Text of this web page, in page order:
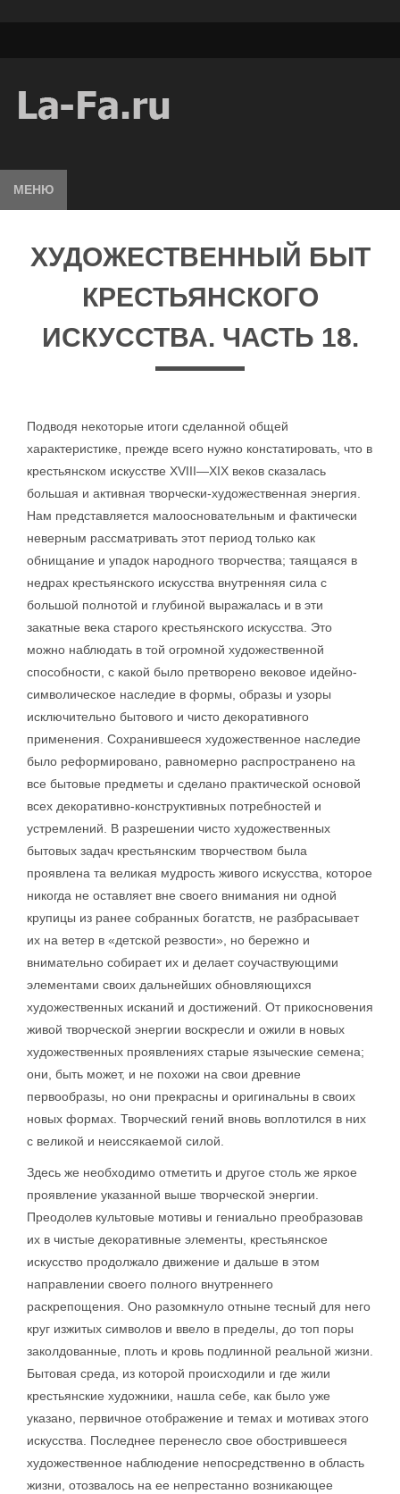
МЕНЮ
ХУДОЖЕСТВЕННЫЙ БЫТ
КРЕСТЬЯНСКОГО
ИСКУССТВА. ЧАСТЬ 18.
Подводя некоторые итоги сделанной общей
характеристике, прежде всего нужно констатировать, что в
крестьянском искусстве XVIII—XIX веков сказалась
большая и активная творчески-художественная энергия.
Нам представляется малоосновательным и фактически
неверным рассматривать этот период только как
обнищание и упадок народного творчества; таящаяся в
недрах крестьянского искусства внутренняя сила с
большой полнотой и глубиной выражалась и в эти
закатные века старого крестьянского искусства. Это
можно наблюдать в той огромной художественной
способности, с какой было претворено вековое идейно-
символическое наследие в формы, образы и узоры
исключительно бытового и чисто декоративного
применения. Сохранившееся художественное наследие
было реформировано, равномерно распространено на
все бытовые предметы и сделано практической основой
всех декоративно-конструктивных потребностей и
устремлений. В разрешении чисто художественных
бытовых задач крестьянским творчеством была
проявлена та великая мудрость живого искусства, которое
никогда не оставляет вне своего внимания ни одной
крупицы из ранее собранных богатств, не разбрасывает
их на ветер в «детской резвости», но бережно и
внимательно собирает их и делает соучаствующими
элементами своих дальнейших обновляющихся
художественных исканий и достижений. От прикосновения
живой творческой энергии воскресли и ожили в новых
художественных проявлениях старые языческие семена;
они, быть может, и не похожи на свои древние
первообразы, но они прекрасны и оригинальны в своих
новых формах. Творческий гений вновь воплотился в них
с великой и неиссякаемой силой.
Здесь же необходимо отметить и другое столь же яркое
проявление указанной выше творческой энергии.
Преодолев культовые мотивы и гениально преобразовав
их в чистые декоративные элементы, крестьянское
искусство продолжало движение и дальше в этом
направлении своего полного внутреннего
раскрепощения. Оно разомкнуло отныне тесный для него
круг изжитых символов и ввело в пределы, до топ поры
заколдованные, плоть и кровь подлинной реальной жизни.
Бытовая среда, из которой происходили и где жили
крестьянские художники, нашла себе, как было уже
указано, первичное отображение и темах и мотивах этого
искусства. Последнее перенесло свое обострившееся
художественное наблюдение непосредственно в область
жизни, отозвалось на ее непрестанно возникающее